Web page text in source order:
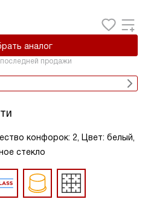
аналог
продажи
конфорок: 2, Цвет: белый,
стекло